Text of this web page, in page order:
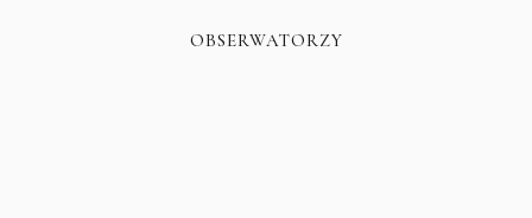
OBSERWATORZY